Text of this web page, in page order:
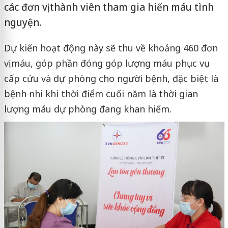
các đơn vị thành viên tham gia hiến máu tình
nguyện.
Dự kiến hoạt động này sẽ thu về khoảng 460 đơn
vị máu, góp phần đóng góp lượng máu phục vụ
cấp cứu và dự phòng cho người bệnh, đặc biệt là
bệnh nhi khi thời điểm cuối năm là thời gian
lượng máu dự phòng đang khan hiếm.